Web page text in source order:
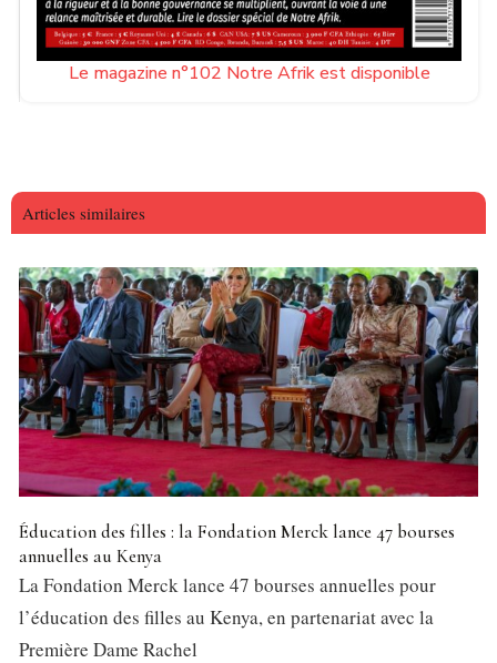
Le magazine n°102 Notre Afrik est disponible
Articles similaires
Éducation des filles : la Fondation Merck lance 47 bourses
annuelles au Kenya
La Fondation Merck lance 47 bourses annuelles pour
l’éducation des filles au Kenya, en partenariat avec la
Première Dame Rachel